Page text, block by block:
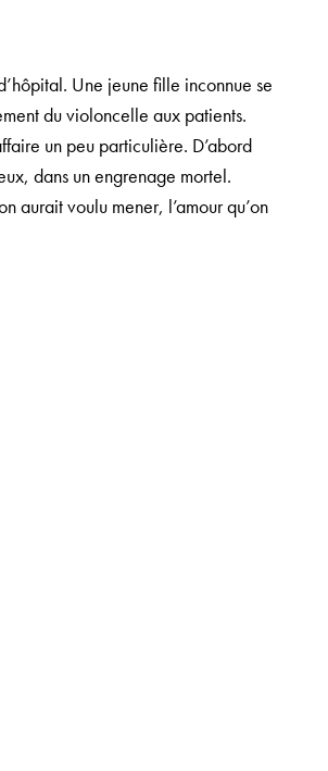
Une jeune fille inconnue se
du violoncelle aux patients.
un peu particulière. D’abord
dans un engrenage mortel.
aurait voulu mener, l’amour qu’on